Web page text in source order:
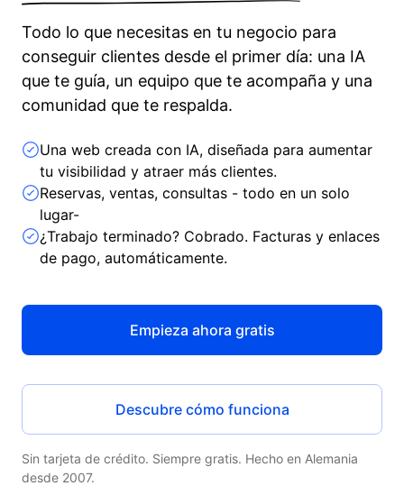
Todo lo que necesitas en tu negocio para
conseguir clientes desde el primer día: una IA
que te guía, un equipo que te acompaña y una
comunidad que te respalda.
Una web creada con IA, diseñada para aumentar
tu visibilidad y atraer más clientes.
Reservas, ventas, consultas - todo en un solo
lugar-
¿Trabajo terminado? Cobrado. Facturas y enlaces
de pago, automáticamente.
Empieza ahora gratis
Descubre cómo funciona
Sin tarjeta de crédito. Siempre gratis. Hecho en Alemania
desde 2007.